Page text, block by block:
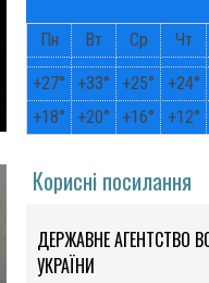
Пн Вт Ср Чт
+27° +33° +25° +24°
+18° +20° +16° +12°
Корисні посилання
ДЕРЖАВНЕ АГЕНТСТВО
УКРАЇНИ